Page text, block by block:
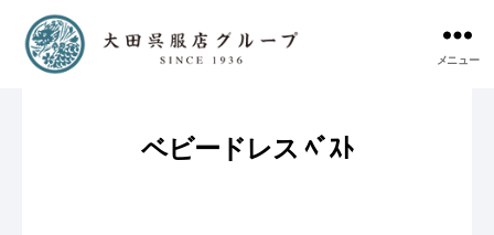
メニュー
ベビードレス ﾍﾞｽﾄ